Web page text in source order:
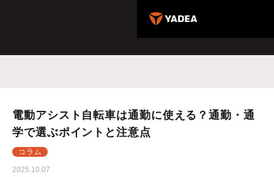
電動アシスト自転車は通勤に使える？通勤・通
学で選ぶポイントと注意点
コラム
2025.10.07